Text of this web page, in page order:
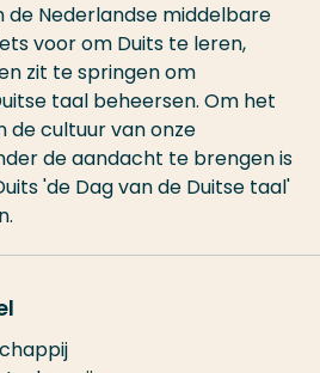
de Nederlandse middelbare
voor om Duits te leren,
zit te springen om
taal beheersen. Om het
de cultuur van onze
de aandacht te brengen is
'de Dag van de Duitse taal'